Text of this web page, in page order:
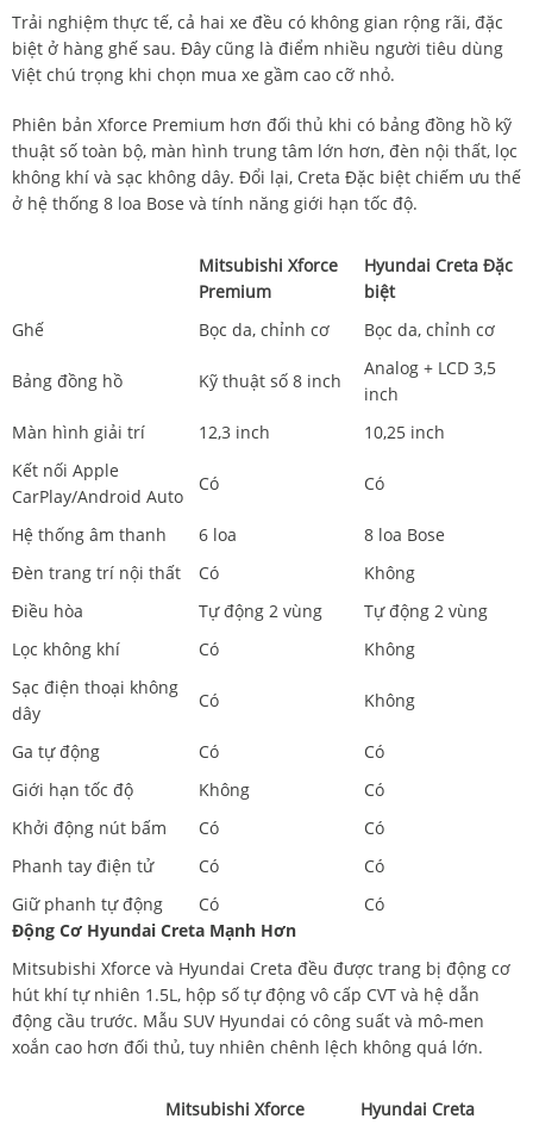
Trải nghiệm thực tế, cả hai xe đều có không gian rộng rãi, đặc
biệt ở hàng ghế sau. Đây cũng là điểm nhiều người tiêu dùng
Việt chú trọng khi chọn mua xe gầm cao cỡ nhỏ.
Phiên bản Xforce Premium hơn đối thủ khi có bảng đồng hồ kỹ
thuật số toàn bộ, màn hình trung tâm lớn hơn, đèn nội thất, lọc
không khí và sạc không dây. Đổi lại, Creta Đặc biệt chiếm ưu thế
ở hệ thống 8 loa Bose và tính năng giới hạn tốc độ.
Mitsubishi Xforce
Premium
Hyundai Creta Đặc
biệt
Ghế
Bọc da, chỉnh cơ Bọc da, chỉnh cơ
Bảng đồng hồ Kỹ thuật số 8 inch
Analog + LCD 3,5
inch
Màn hình giải trí
12,3 inch
10,25 inch
Kết nối Apple
CarPlay/Android Auto
Có Có
Hệ thống âm thanh 6 loa
8 loa Bose
Đèn trang trí nội thất
Có
Không
Điều hòa
Tự động 2 vùng
Tự động 2 vùng
Lọc không khí
Có
Không
Sạc điện thoại không
dây
Có Không
Ga tự động Có
Có
Giới hạn tốc độ
Không
Có
Khởi động nút bấm
Có
Có
Phanh tay điện tử
Có
Có
Giữ phanh tự động
Có
Có
Động Cơ Hyundai Creta Mạnh Hơn
Mitsubishi Xforce và Hyundai Creta đều được trang bị động cơ
hút khí tự nhiên 1.5L, hộp số tự động vô cấp CVT và hệ dẫn
động cầu trước. Mẫu SUV Hyundai có công suất và mô-men
xoắn cao hơn đối thủ, tuy nhiên chênh lệch không quá lớn.
Mitsubishi Xforce Hyundai Creta